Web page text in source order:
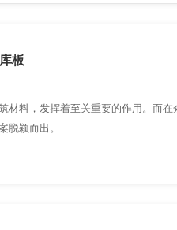
板
材料，发挥着至关重要的作用。而在
颖而出。